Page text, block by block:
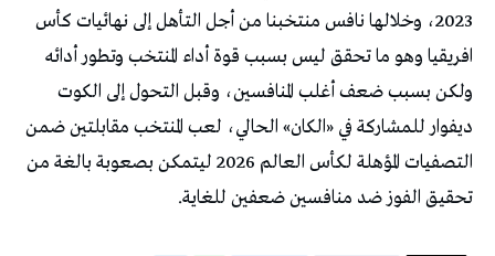
2023، وخلالها نافس منتخبنا من أجل التأهل إلى نهائيات كأس
افريقيا وهو ما تحقق ليس بسبب قوة أداء المنتخب وتطور أدائه
ولكن بسبب ضعف أغلب المنافسين، وقبل التحول إلى الكوت
ديفوار للمشاركة في «الكان» الحالي، لعب المنتخب مقابلتين ضمن
التصفيات المؤهلة لكأس العالم 2026 ليتمكن بصعوبة بالغة من
تحقيق الفوز ضد منافسين ضعفين للغاية.